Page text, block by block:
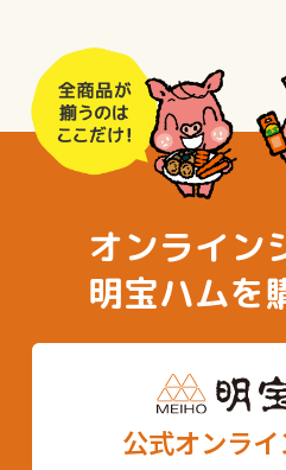
オンライン
明宝ハムを
公式オンラ